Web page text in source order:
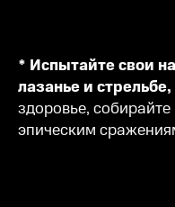
* Испытайте свои
лазанье и стрельбе,
здоровье, собирайте
эпическим